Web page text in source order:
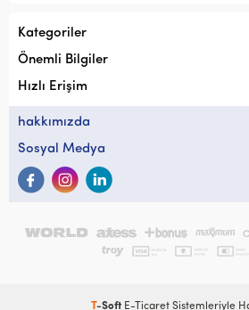
Kategoriler
Önemli Bilgiler
Hızlı Erişim
hakkımızda
Sosyal Medya
T-Soft E-TicaretSistemleriyle